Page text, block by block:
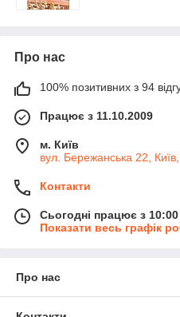
Про нас
100% позитивних з 94
Працює з 11.10.2009
м. Київ
вул. Бережанська 22, Київ,
Контакти
Сьогодні працює з
Показати весь графік
Про нас